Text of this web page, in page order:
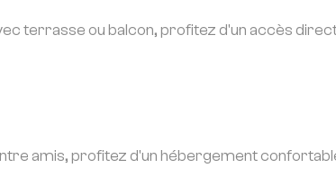
terrasse ou balcon, profitez d'un accès
amis, profitez d'un hébergement